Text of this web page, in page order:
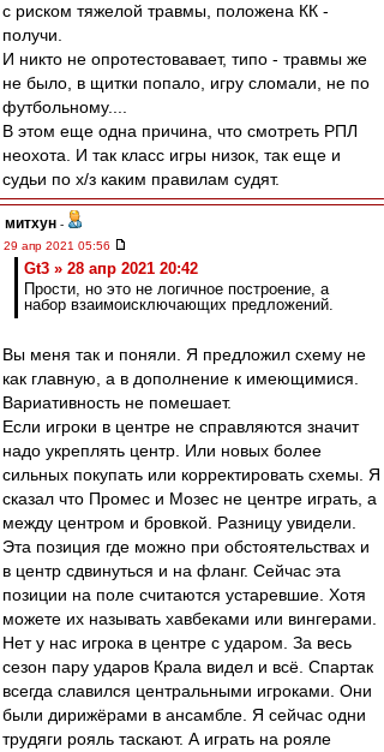
с риском тяжелой травмы, положена КК -
получи.
И никто не опротестовавает, типо - травмы же
не было, в щитки попало, игру сломали, не по
футбольному....
В этом еще одна причина, что смотреть РПЛ
неохота. И так класс игры низок, так еще и
судьи по х/з каким правилам судят.
митхун -
29 апр 2021 05:56
Gt3 » 28 апр 2021 20:42
Прости, но это не логичное построение, а
набор взаимоисключающих предложений.
Вы меня так и поняли. Я предложил схему не
как главную, а в дополнение к имеющимися.
Вариативность не помешает.
Если игроки в центре не справляются значит
надо укреплять центр. Или новых более
сильных покупать или корректировать схемы. Я
сказал что Промес и Мозес не центре играть, а
между центром и бровкой. Разницу увидели.
Эта позиция где можно при обстоятельствах и
в центр сдвинуться и на фланг. Сейчас эта
позиции на поле считаются устаревшие. Хотя
можете их называть хавбеками или вингерами.
Нет у нас игрока в центре с ударом. За весь
сезон пару ударов Крала видел и всё. Спартак
всегда славился центральными игроками. Они
были дирижёрами в ансамбле. Я сейчас одни
трудяги рояль таскают. А играть на рояле